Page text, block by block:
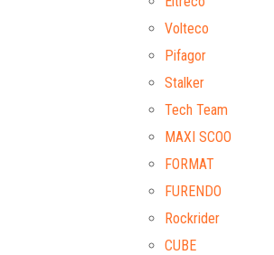
Volteco
Pifagor
Stalker
Tech Team
MAXI SCOO
FORMAT
FURENDO
Rockrider
CUBE